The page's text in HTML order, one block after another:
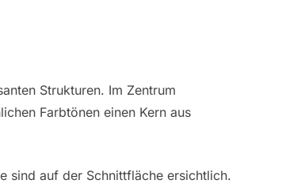
Strukturen. Im Zentrum
Farbtönen einen Kern aus
sind auf der Schnittfläche ersichtlich.